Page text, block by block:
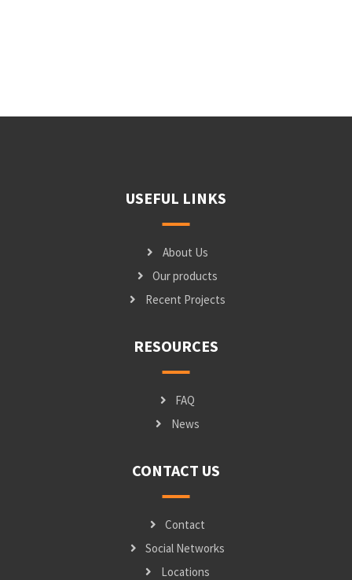
USEFUL LINKS
About Us
Our products
Recent Projects
RESOURCES
FAQ
News
CONTACT US
Contact
Social Networks
Locations